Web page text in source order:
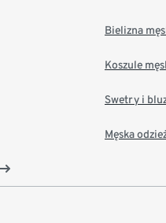
Bielizna
Koszule
Swetry i
Męska